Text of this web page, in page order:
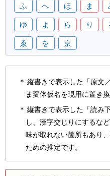
ふ へ ほ ま
ゆ よ ら り
ゑ を 京
縦書きで表示した「原文
ま変体仮名を現用に置き
縦書きで表示した「読み
し、漢字交じりにするな
味が取れない箇所もあり
ための推定です。